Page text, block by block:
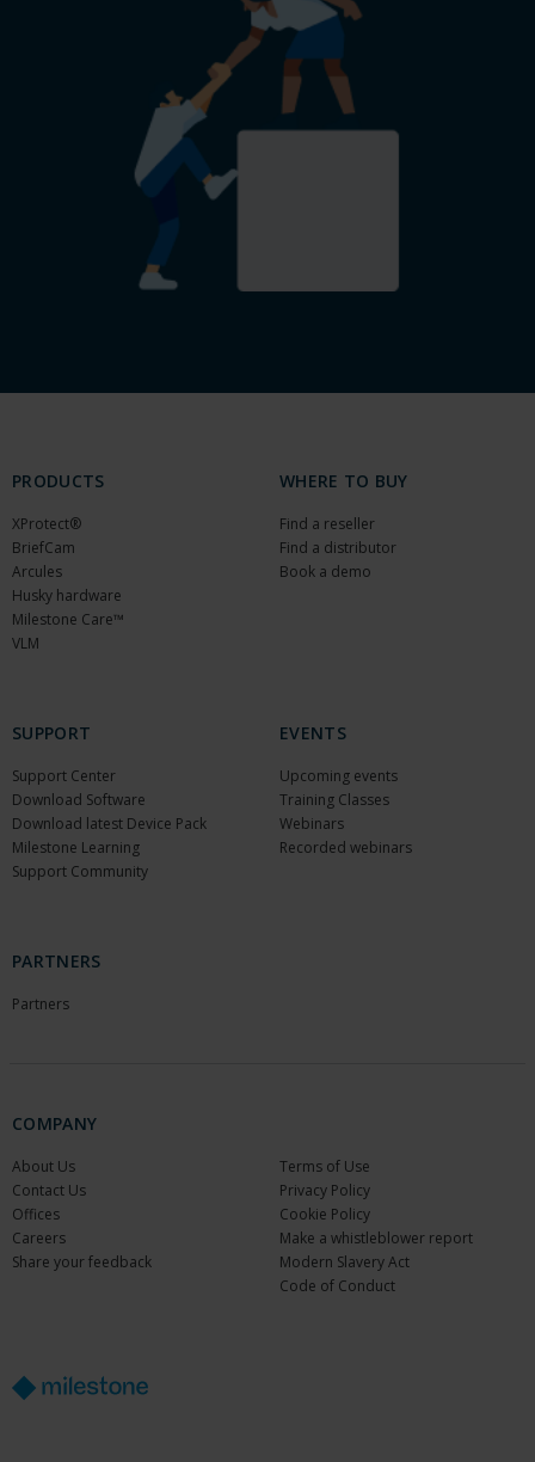
PRODUCTS
XProtect®
BriefCam
Arcules
Husky hardware
Milestone Care™
VLM
WHERE TO BUY
Find a reseller
Find a distributor
Book a demo
SUPPORT
Support Center
Download Software
Download latest Device Pack
Milestone Learning
Support Community
EVENTS
Upcoming events
Training Classes
Webinars
Recorded webinars
PARTNERS
Partners
COMPANY
About Us
Contact Us
Offices
Careers
Share your feedback
Terms of Use
Privacy Policy
Cookie Policy
Make a whistleblower report
Modern Slavery Act
Code of Conduct